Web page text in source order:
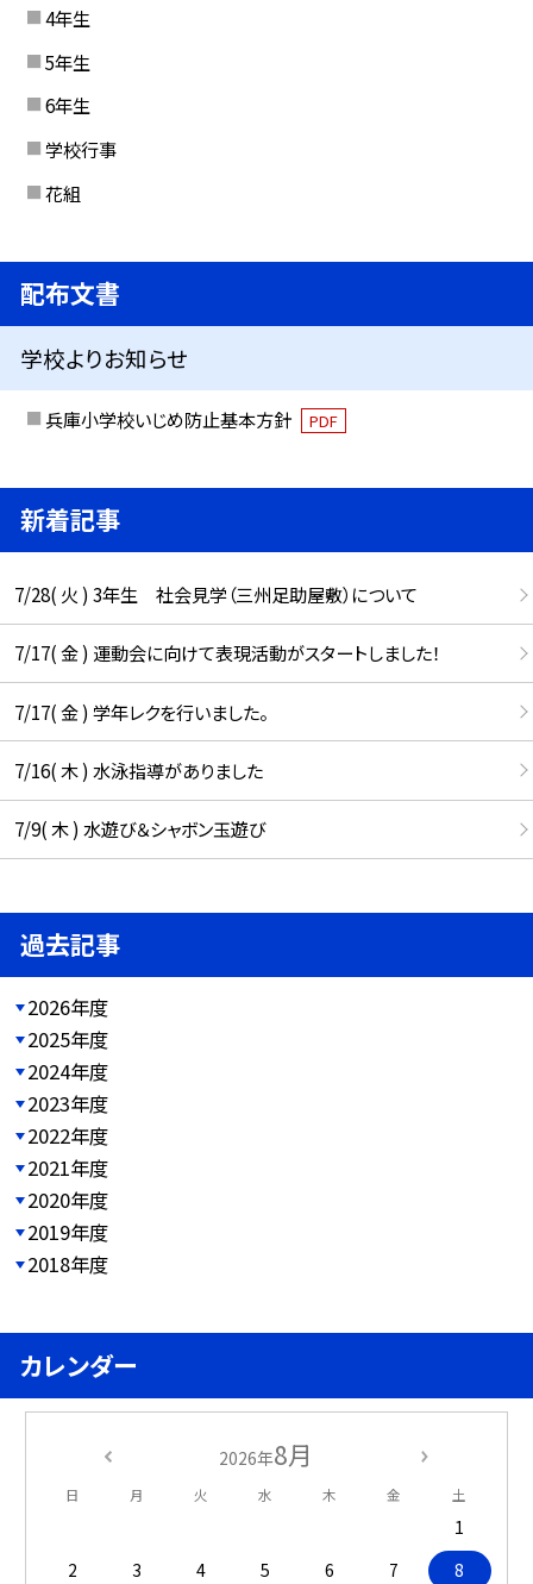
4年生
5年生
6年生
学校行事
花組
配布文書
学校よりお知らせ
兵庫小学校いじめ防止基本方針 PDF
新着記事
7/28( 火 ) 3年生 社会見学（三州足助屋敷）について
7/17( 金 ) 運動会に向けて表現活動がスタートしました！
7/17( 金 ) 学年レクを行いました。
7/16( 木 ) 水泳指導がありました
7/9( 木 ) 水遊び＆シャボン玉遊び
過去記事
2026年度
2025年度
2024年度
2023年度
2022年度
2021年度
2020年度
2019年度
2018年度
カレンダー
2026年8月
日 月 火 水 木 金 土
1
2
3 4 5 6 7
8